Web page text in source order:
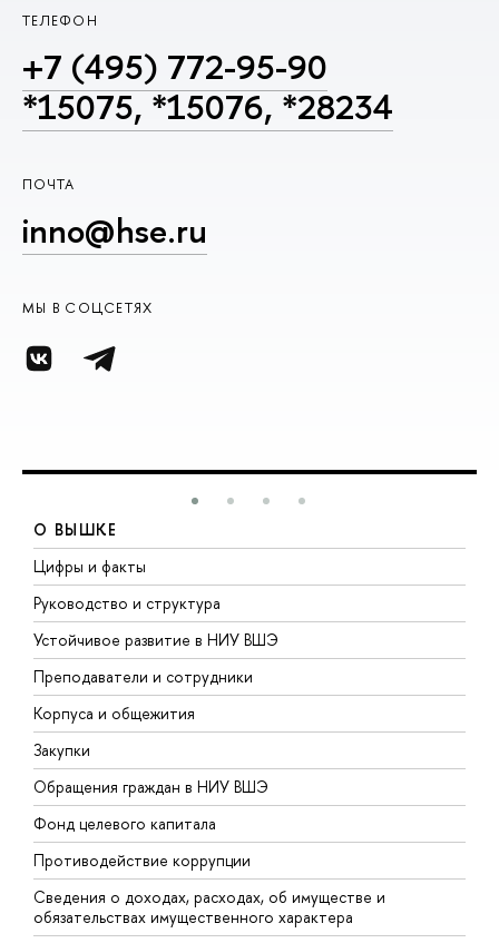
ТЕЛЕФОН
+7 (495) 772-95-90
*15075, *15076, *28234
ПОЧТА
inno@hse.ru
МЫ В СОЦСЕТЯХ
О ВЫШКЕ
Цифры и факты
Руководство и структура
Устойчивое развитие в НИУ ВШЭ
Преподаватели и сотрудники
Корпуса и общежития
Закупки
Обращения граждан в НИУ ВШЭ
Фонд целевого капитала
Противодействие коррупции
Сведения о доходах, расходах, об имуществе и
обязательствах имущественного характера